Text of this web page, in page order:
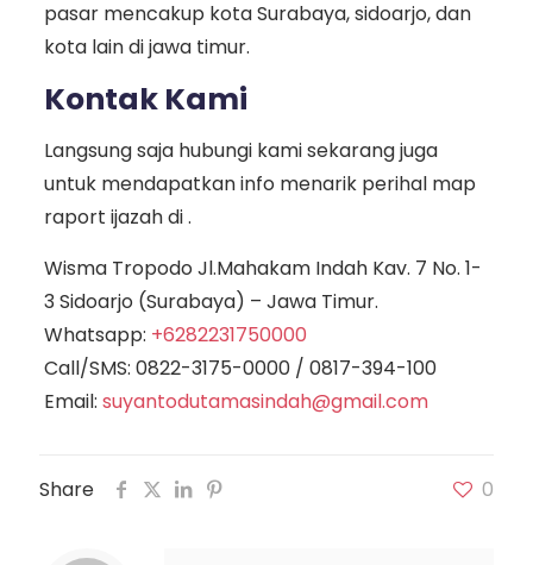
pasar mencakup kota Surabaya, sidoarjo, dan
kota lain di jawa timur.
Kontak Kami
Langsung saja hubungi kami sekarang juga
untuk mendapatkan info menarik perihal map
raport ijazah di .
Wisma Tropodo Jl.Mahakam Indah Kav. 7 No. 1-
3 Sidoarjo (Surabaya) – Jawa Timur.
Whatsapp: +6282231750000
Call/SMS: 0822-3175-0000/ 0817-394-100
Email: suyantodutamasindah@gmail.com
Share 0